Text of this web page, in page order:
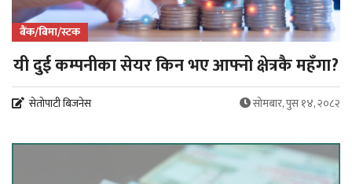
बैंक/बिमा/स्टक
यी दुई कम्पनीका सेयर किन भए आफ्नो क्षेत्रकै महँगा?
सेतोपाटी बिजनेस सोमबार, पुस १४, २०८२